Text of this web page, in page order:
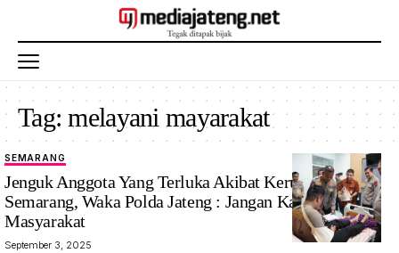
Tag:melayani mayarakat
SEMARANG
Jenguk Anggota Yang Terluka Akibat Kerusuhan di
Semarang, Waka Polda Jateng : Jangan Kapok Layani
Masyarakat
September 3, 2025